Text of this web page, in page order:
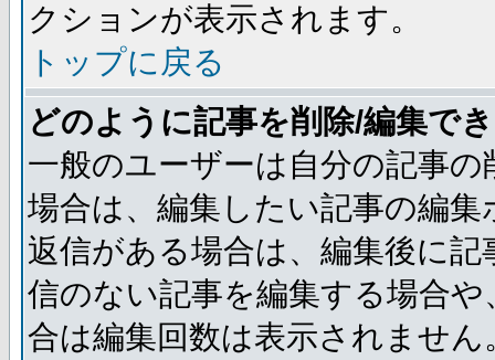
クションが表示されます。
トップに戻る
どのように記事を削除/編集で
一般のユーザーは自分の記事
場合は、編集したい記事の編
返信がある場合は、編集後に
信のない記事を編集する場合
合は編集回数は表示されませ